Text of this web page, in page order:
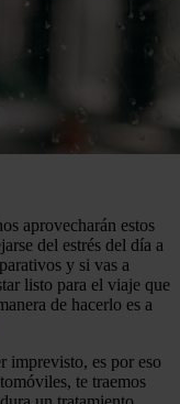
aprovecharán estos
del estrés del día a
y si vas a
listo para el viaje que
de hacerlo es a
imprevisto, es por eso
te traemos